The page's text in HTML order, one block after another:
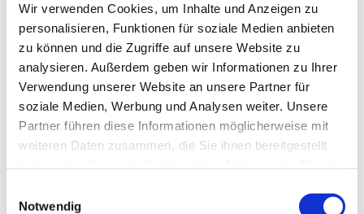
Wir verwenden Cookies, um Inhalte und Anzeigen zu
personalisieren, Funktionen für soziale Medien anbieten
zu können und die Zugriffe auf unsere Website zu
analysieren. Außerdem geben wir Informationen zu Ihrer
Verwendung unserer Website an unsere Partner für
soziale Medien, Werbung und Analysen weiter. Unsere
Partner führen diese Informationen möglicherweise mit
weiteren Daten zusammen, die Sie ihnen bereitgestellt
NotwendigDies könnte Sie auch